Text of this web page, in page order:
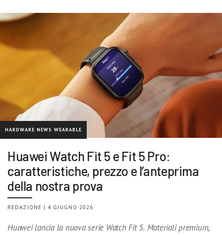
HARDWARE NEWS WEARABLE
Huawei Watch Fit 5 e Fit 5 Pro:
caratteristiche, prezzo e l’anteprima
della nostra prova
REDAZIONE | 4 GIUGNO 2026
Huawei lancia la nuova serie Watch Fit 5. Materiali premium,